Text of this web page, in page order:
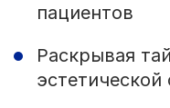
пациентов
Раскрывая